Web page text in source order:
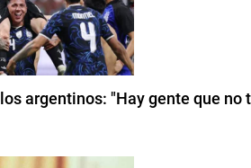
argentinos: "Hay gente que